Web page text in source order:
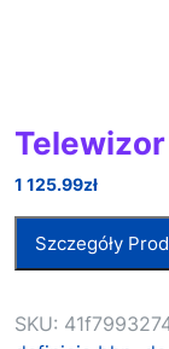
1 125.99zł
Szczegóły
SKU: